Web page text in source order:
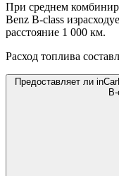
При среднем
Benz B-class
расстояние 1 000 км.
Расход топлива
Предоставляет ли